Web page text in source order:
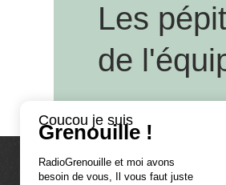
Les
de
Coucou je suis
Grenouille !
RadioGrenouille et moi avons
besoin de vous, Il vous faut juste